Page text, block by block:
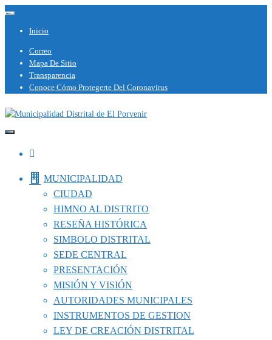
Saltar
contenido
Alternar la navegación
Inicio
Correo
Mapa De Sitio
Transparencia
Conoce Cómo Protegerte Del Coronavirus
Capital del Calzado Peruano
MUNICIPALIDAD
CIUDAD
HIMNO AL DISTRITO
RESEÑA HISTÓRICA
SIMBOLO DISTRITAL
SEDE CENTRAL
PRESENTACIÓN
MISIÓN Y VISIÓN
AUTORIDADES MUNICIPALES
INSTRUMENTOS DE GESTION
LEY DE CREACIÓN DISTRITAL